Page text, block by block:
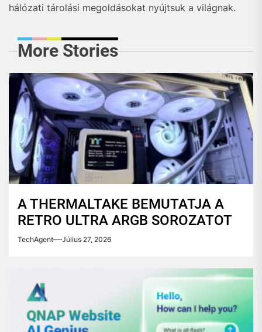
hálózati tárolási megoldásokat nyújtsuk a világnak.
More Stories
A THERMALTAKE BEMUTATJA A
RETRO ULTRA ARGB SOROZATOT
TechAgent Július 27, 2026